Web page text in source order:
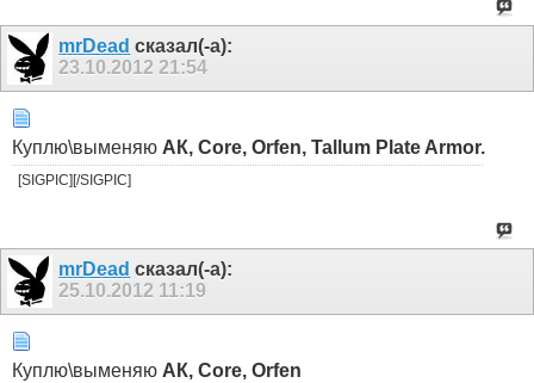
mrDead сказал(-а):
23.10.201221:54
Куплю\выменяю АК, Core, Orfen, Tallum Plate Armor.
[SIGPIC][/SIGPIC]
mrDead сказал(-а):
25.10.2012 11:19
Куплю\выменяю АК, Core, Orfen